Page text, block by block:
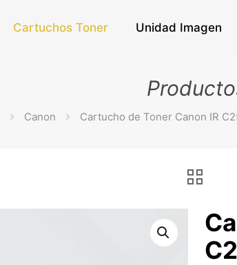
Cartuchos Toner Unidad Imagen
Canon Cartucho de Toner Canon IR